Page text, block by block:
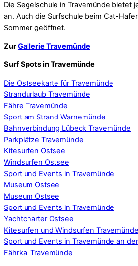
Die Segelschule in Travemünde bietet
an. Auch die Surfschule beim Cat-
Sommer geöffnet.
ZurGallerie Travemünde
Surf Spots in Travemünde
Die Ostseekarte für Travemünde
Strandurlaub Travemünde
Fähre Travemünde
Sport am Strand Warnemünde
Bahnverbindung Lübeck Travemünde
Parkplätze Travemünde
Kitesurfen Ostsee
Windsurfen Ostsee
Sport und Events in Travemünde
Museum Ostsee
Museum Ostsee
Sport und Events in Travemünde
Yachtcharter Ostsee
Kitesurfen und Windsurfen Travemünde
Sport und Events in Travemünde an
Fährkai Travemünde